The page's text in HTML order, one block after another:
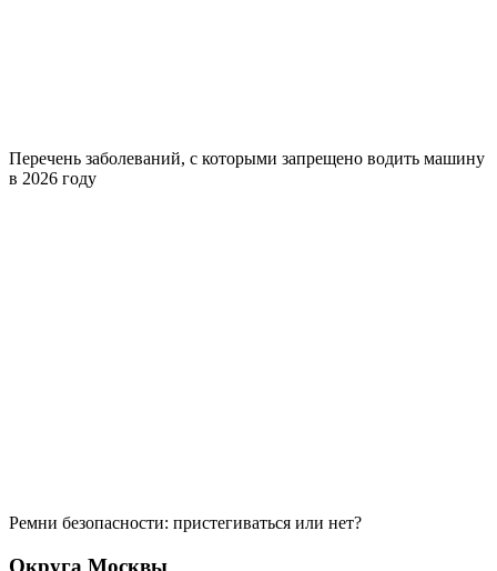
Перечень заболеваний, с которыми запрещено водить машину
в 2026 году
Ремни безопасности: пристегиваться или нет?
Округа Москвы